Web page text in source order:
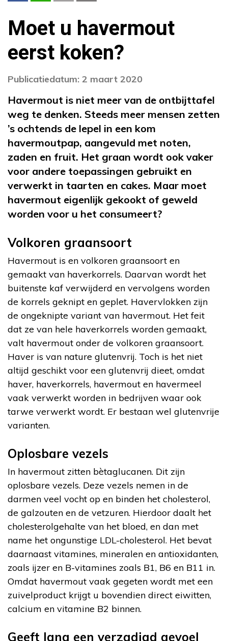
Moet u havermout
eerst koken?
Publicatiedatum: 2 maart 2020
Havermout is niet meer van de ontbijttafel
weg te denken. Steeds meer mensen zetten
’s ochtends de lepel in een kom
havermoutpap, aangevuld met noten,
zaden en fruit. Het graan wordt ook vaker
voor andere toepassingen gebruikt en
verwerkt in taarten en cakes. Maar moet
havermout eigenlijk gekookt of geweld
worden voor u het consumeert?
Volkoren graansoort
Havermout is en volkoren graansoort en
gemaakt van haverkorrels. Daarvan wordt het
buitenste kaf verwijderd en vervolgens worden
de korrels geknipt en geplet. Havervlokken zijn
de ongeknipte variant van havermout. Het feit
dat ze van hele haverkorrels worden gemaakt,
valt havermout onder de volkoren graansoort.
Haver is van nature glutenvrij. Toch is het niet
altijd geschikt voor een glutenvrij dieet, omdat
haver, haverkorrels, havermout en havermeel
vaak verwerkt worden in bedrijven waar ook
tarwe verwerkt wordt. Er bestaan wel glutenvrije
varianten.
Oplosbare vezels
In havermout zitten bètaglucanen. Dit zijn
oplosbare vezels. Deze vezels nemen in de
darmen veel vocht op en binden het cholesterol,
de galzouten en de vetzuren. Hierdoor daalt het
cholesterolgehalte van het bloed, en dan met
name het ongunstige LDL-cholesterol. Het bevat
daarnaast vitamines, mineralen en antioxidanten,
zoals ijzer en B-vitamines zoals B1, B6 en B11 in.
Omdat havermout vaak gegeten wordt met een
zuivelproduct krijgt u bovendien direct eiwitten,
calcium en vitamine B2 binnen.
Geeft lang een verzadigd gevoel